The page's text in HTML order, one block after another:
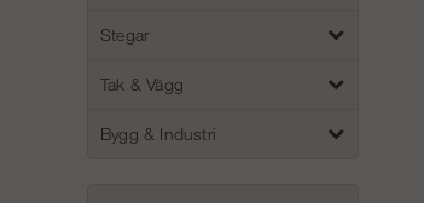
Stegar
Tak & Vägg
Bygg & Industri